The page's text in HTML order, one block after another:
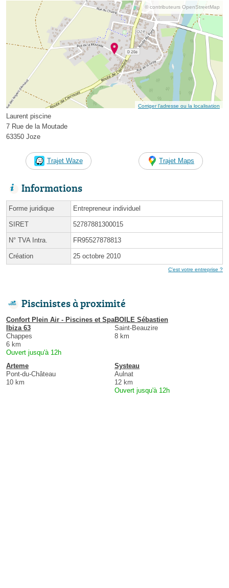
© contributeurs OpenStreetMap
Corriger l’adresse ou la localisation
Laurent piscine
7 Rue de la Moutade
63350 Joze
Trajet Waze Trajet Maps
Informations
Forme juridique Entrepreneur individuel
SIRET 52787881300015
N° TVA Intra. FR95527878813
Création 25 octobre 2010
C'est votre entreprise ?
Piscinistes à proximité
Confort Plein Air - Piscines et Spa
Ibiza 63
Chappes
6 km
Ouvert jusqu'à 12h
BOILE Sébastien
Saint-Beauzire
8 km
Arteme
Pont-du-Château
10 km
Systeau
Aulnat
12 km
Ouvert jusqu'à 12h